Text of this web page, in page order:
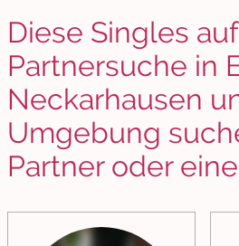
Diese Singles auf
Partnersuche in
Neckarhausen
Umgebung
Partner oder